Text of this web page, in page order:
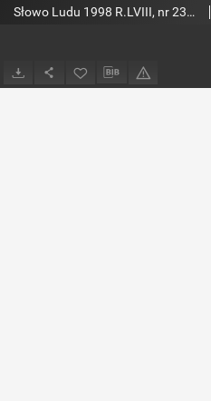
Słowo Ludu 1998 R.LVIII, nr 233 (Radom(...)Zwoleń)